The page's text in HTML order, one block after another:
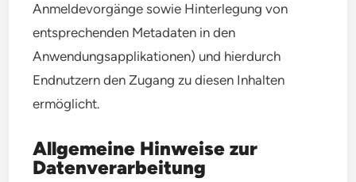
Anmeldevorgänge sowie Hinterlegung von
entsprechenden Metadaten in den
Anwendungsapplikationen) und hierdurch
Endnutzern den Zugang zu diesen Inhalten
ermöglicht.
Allgemeine Hinweise zur
Datenverarbeitung